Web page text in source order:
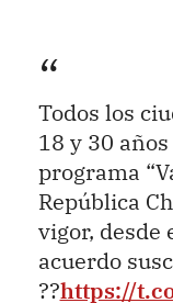
Todos los
18 y 30
programa
República
vigor, desde
acuerdo
??https://